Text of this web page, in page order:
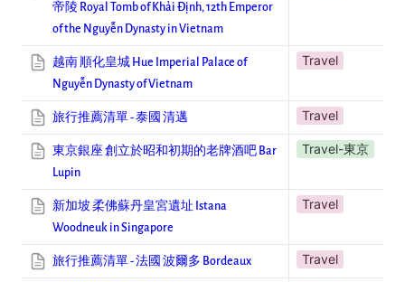
帝陵 Royal Tomb of Khải Định, 12th Emperor
of the Nguyễn Dynasty in Vietnam
越南 順化皇城 Hue Imperial Palace of
Nguyễn Dynasty of Vietnam
Travel
旅行推薦清單 - 泰國 清邁 Travel
東京銀座 創立於昭和初期的老牌酒吧 Bar
Lupin
Travel-東京
新加坡 柔佛蘇丹皇宮遺址 Istana
Woodneuk in Singapore
Travel
旅行推薦清單 - 法國 波爾多 Bordeaux Travel